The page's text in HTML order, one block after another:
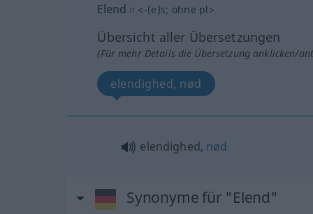
Elend n <-(e)s; ohne pl>
Übersicht aller Übersetzungen
(Für mehr Details die Übersetzung anklicken/
elendighed, nød
elendighed, nød
Synonyme für "Elend"